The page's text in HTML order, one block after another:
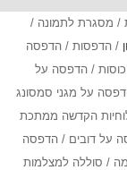
/ מסגרת לתמונה /
/ הדפסות / הדפסה
/ הדפסה על
על מגני סמסונג
הקדשה ממתכת
על דובים / הדפסה
/ סוללה למצלמות